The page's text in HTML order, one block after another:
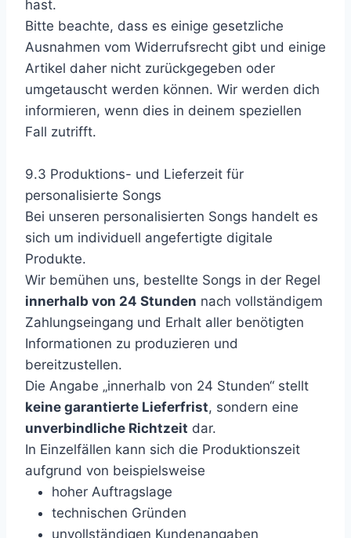
hast.
Bitte beachte, dass es einige gesetzliche
Ausnahmen vom Widerrufsrecht gibt und einige
Artikel daher nicht zurückgegeben oder
umgetauscht werden können. Wir werden dich
informieren, wenn dies in deinem speziellen
Fall zutrifft.
9.3 Produktions- und Lieferzeit für
personalisierte Songs
Bei unseren personalisierten Songs handelt es
sich um individuell angefertigte digitale
Produkte.
Wir bemühen uns, bestellte Songs in der Regel
innerhalb von 24 Stunden nach vollständigem
Zahlungseingang und Erhalt aller benötigten
Informationen zu produzieren und
bereitzustellen.
Die Angabe „innerhalb von 24 Stunden“ stellt
keine garantierte Lieferfrist, sondern eine
unverbindliche Richtzeit dar.
In Einzelfällen kann sich die Produktionszeit
aufgrund von beispielsweise
hoher Auftragslage
technischen Gründen
unvollständigen Kundenangaben